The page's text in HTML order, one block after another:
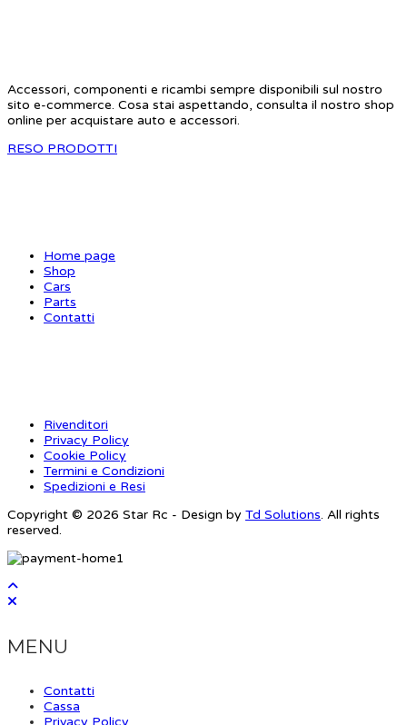
Accessori, componenti e ricambi sempre disponibili sul nostro
sito e-commerce. Cosa stai aspettando, consulta il nostro shop
online per acquistare auto e accessori.
RESO PRODOTTI
Home page
Shop
Cars
Parts
Contatti
Rivenditori
Privacy Policy
Cookie Policy
Termini e Condizioni
Spedizioni e Resi
Copyright © 2026 Star Rc - Design by Td Solutions. All rights
reserved.
MENU
Contatti
Cassa
Privacy Policy